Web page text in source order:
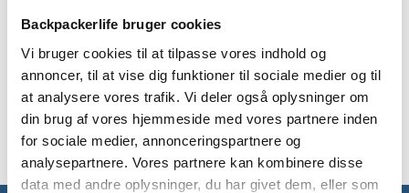
Backpackerlife bruger cookies
Vi bruger cookies til at tilpasse vores indhold og
annoncer, til at vise dig funktioner til sociale medier og til
at analysere vores trafik. Vi deler også oplysninger om
din brug af vores hjemmeside med vores partnere inden
for sociale medier, annonceringspartnere og
analysepartnere. Vores partnere kan kombinere disse
data med andre oplysninger, du har givet dem, eller som
Dette greb er et funktionelt greb til dit stormkøkken. Med
grydegrebet kan du let og sikkert håndtere pander og gryder i
dit stormkøkkensæt.
Grebet er lavet i letvægts aluminium, og det passer på alle
stormkøkkensæt.